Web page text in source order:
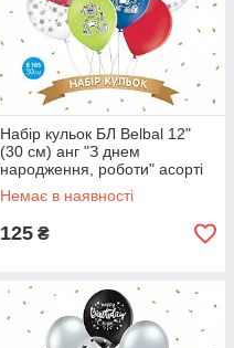
Набір кульок БЛ Belbal 12"
(30 см) анг "З днем
народження, роботи" асорті
(10 шт)
Немає в наявності
125 ₴